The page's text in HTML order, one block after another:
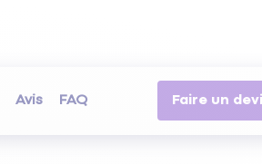
Avis FAQ Faire un